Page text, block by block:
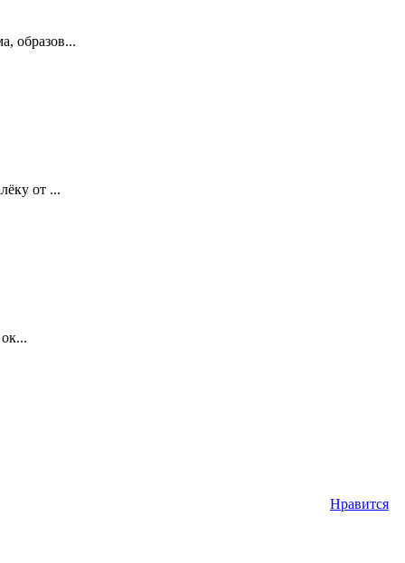
образов...
от ...
Нравится